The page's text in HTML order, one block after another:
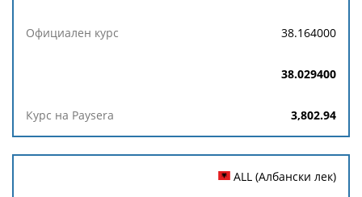
38.164000
38.029400
3,802.94
ALL (Албански лек)